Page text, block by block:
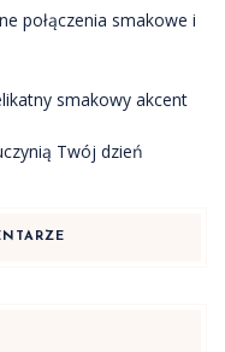
połączenia smakowe i
smakowy akcent
Twój dzień